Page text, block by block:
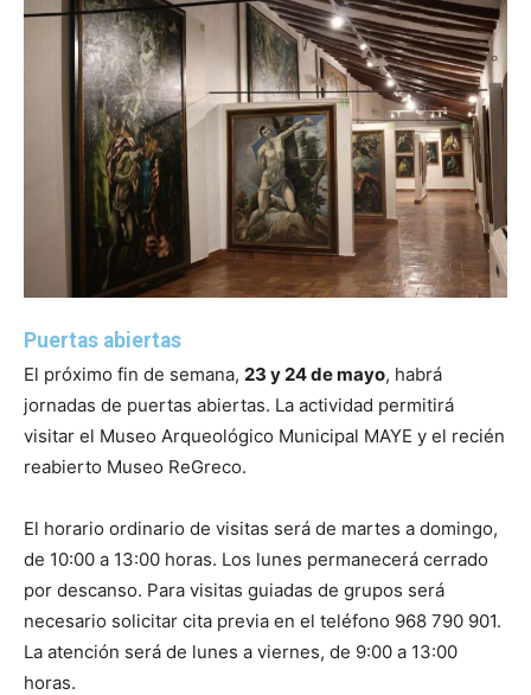
Puertas abiertas
El próximo fin de semana, 23 y 24 de mayo, habrá
jornadas de puertas abiertas. La actividad permitirá
visitar el Museo Arqueológico Municipal MAYE y el recién
reabierto Museo ReGreco.
El horario ordinario de visitas será de martes a domingo,
de 10:00 a 13:00 horas. Los lunes permanecerá cerrado
por descanso. Para visitas guiadas de grupos será
necesario solicitar cita previa en el teléfono 968 790 901.
La atención será de lunes a viernes, de 9:00 a 13:00
horas.